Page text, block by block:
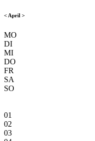
< April >
MO
DI
MI
DO
FR
SA
SO
01
02
03